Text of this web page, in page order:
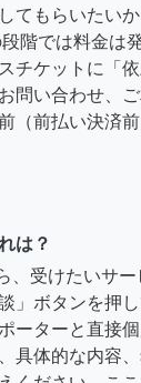
てもらいたい
階では料金は
チケットに「
問い合わせ、ご
（前払い決済
は？
、受けたいサー
」ボタンを押
ーターと直接
具体的な内容